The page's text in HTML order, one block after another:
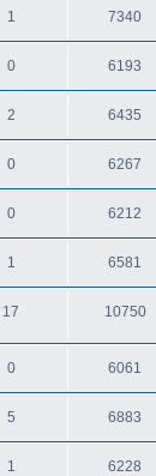
1 7340
0 6193
2 6435
0 6267
0 6212
1 6581
17 10750
0 6061
5 6883
1 6228